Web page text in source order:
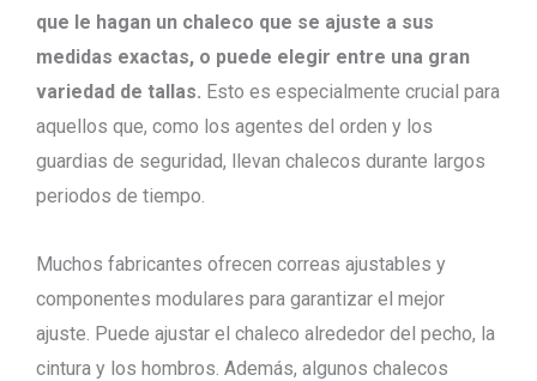
que le hagan un chaleco que se ajuste a sus
medidas exactas, o puede elegir entre una gran
variedad de tallas. Esto es especialmente crucial para
aquellos que, como los agentes del orden y los
guardias de seguridad, llevan chalecos durante largos
periodos de tiempo.
Muchos fabricantes ofrecen correas ajustables y
componentes modulares para garantizar el mejor
ajuste. Puede ajustar el chaleco alrededor del pecho, la
cintura y los hombros. Además, algunos chalecos